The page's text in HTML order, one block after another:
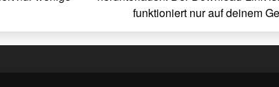
funktioniert nur auf deinem